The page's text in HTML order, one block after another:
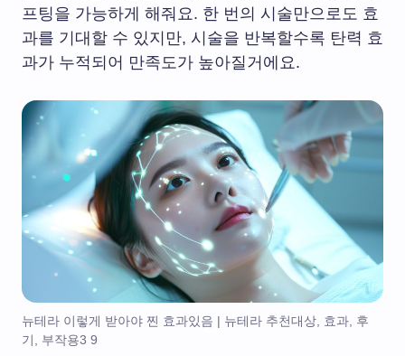
프팅을 가능하게 해줘요. 한 번의 시술만으로도 효
과를 기대할 수 있지만, 시술을 반복할수록 탄력 효
과가 누적되어 만족도가 높아질거에요.
뉴테라 이렇게 받아야 찐 효과있음 | 뉴테라 추천대상, 효과, 후
기, 부작용3 9